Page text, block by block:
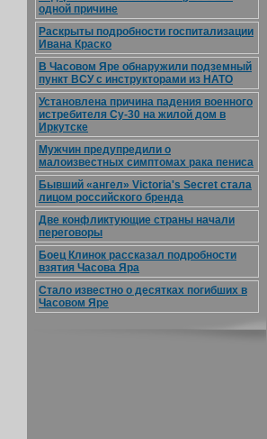
одной причине
Раскрыты подробности госпитализации
Ивана Краско
В Часовом Яре обнаружили подземный
пункт ВСУ с инструкторами из НАТО
Установлена причина падения военного
истребителя Су-30 на жилой дом в
Иркутске
Мужчин предупредили о
малоизвестных симптомах рака пениса
Бывший «ангел» Victoria's Secret стала
лицом российского бренда
Две конфликтующие страны начали
переговоры
Боец Клинок рассказал подробности
взятия Часова Яра
Стало известно о десятках погибших в
Часовом Яре